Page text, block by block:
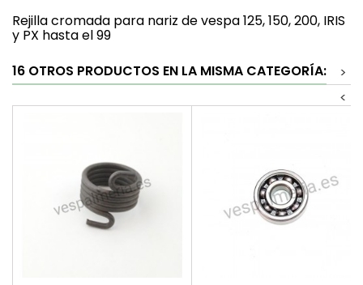
Rejilla cromada para nariz de vespa 125, 150, 200, IRIS
y PX hasta el 99
16 OTROS PRODUCTOS EN LA MISMA CATEGORÍA:
>
<